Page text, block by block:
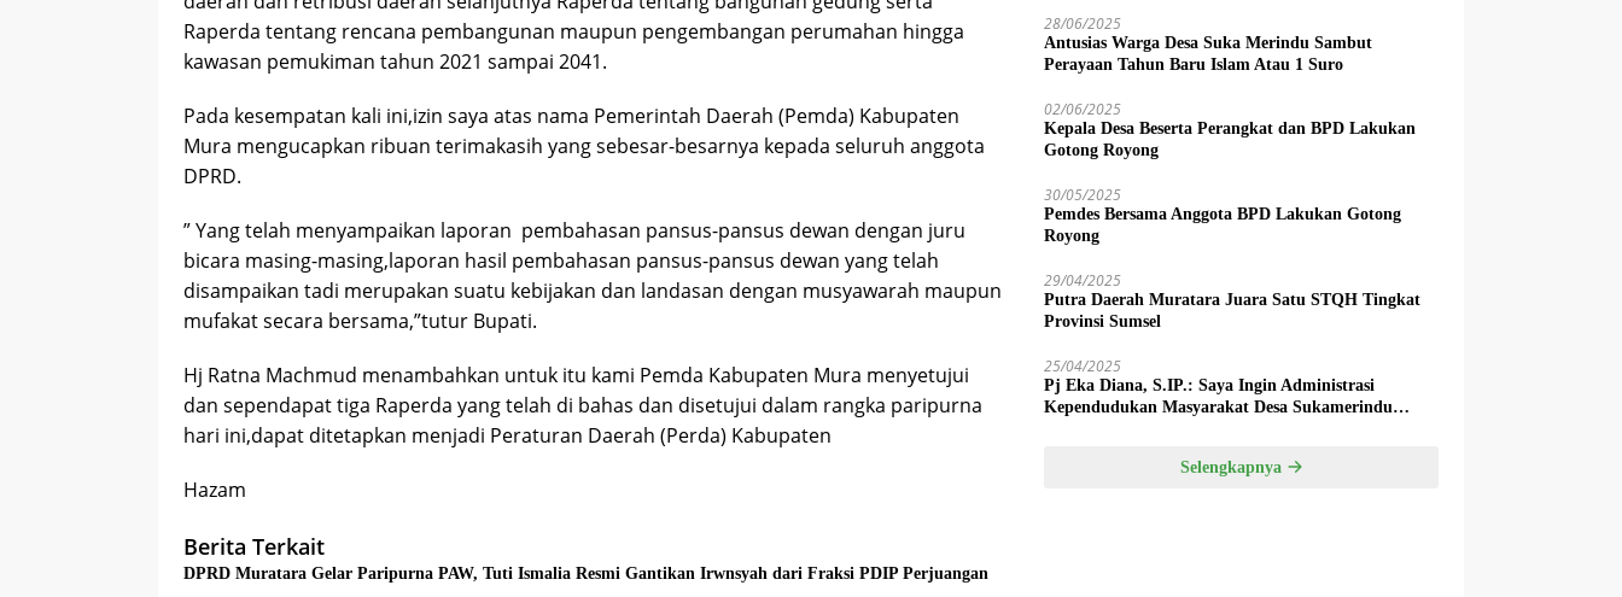
Raperda tentang rencana pembangunan maupun pengembangan perumahan hingga
kawasan pemukiman tahun 2021 sampai 2041.
Pada kesempatan kali ini,izin saya atas nama Pemerintah Daerah (Pemda) Kabupaten
Mura mengucapkan ribuan terimakasih yang sebesar-besarnya kepada seluruh anggota
DPRD.
” Yang telah menyampaikan laporan pembahasan pansus-pansus dewan dengan juru
bicara masing-masing,laporan hasil pembahasan pansus-pansus dewan yang telah
disampaikan tadi merupakan suatu kebijakan dan landasan dengan musyawarah maupun
mufakat secara bersama,”tutur Bupati.
Hj Ratna Machmud menambahkan untuk itu kami Pemda Kabupaten Mura menyetujui
dan sependapat tiga Raperda yang telah di bahas dan disetujui dalam rangka paripurna
hari ini,dapat ditetapkan menjadi Peraturan Daerah (Perda) Kabupaten
Hazam
Berita Terkait
DPRD Muratara Gelar Paripurna PAW, Tuti Ismalia Resmi Gantikan Irwnsyah dari Fraksi PDIP Perjuangan
28/06/2025
Antusias Warga Desa Suka Merindu Sambut
Perayaan Tahun Baru Islam Atau 1 Suro
02/06/2025
Kepala Desa Beserta Perangkat dan BPD Lakukan
Gotong Royong
30/05/2025
Pemdes Bersama Anggota BPD Lakukan Gotong
Royong
29/04/2025
Putra Daerah Muratara Juara Satu STQH Tingkat
Provinsi Sumsel
25/04/2025
Pj Eka Diana, S.IP.: Saya Ingin Administrasi
Kependudukan Masyarakat Desa Sukamerindu
Selengkapnya